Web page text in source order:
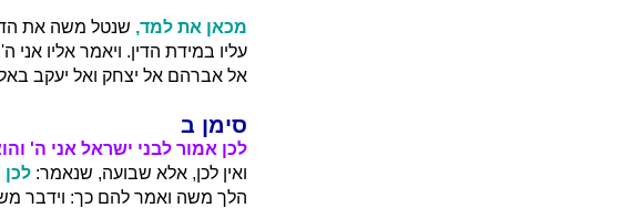
מכאן את למד, שנטל משה את
עליו במידת הדין. ויאמר אליו
אל אברהם אל יצחק ואל יעקב
סימן ב
לכן אמור לבני ישראל אני ה'
ואין לכן, אלא שבועה, שנאמר: לכן
הלך משה ואמר להם כך: וידבר